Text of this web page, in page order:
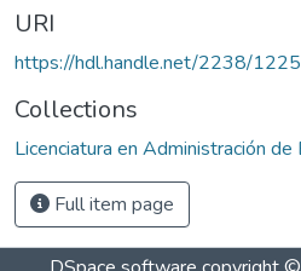
URI
https://hdl.handle.net/2238/
Collections
Licenciatura en Administración de
Full item page